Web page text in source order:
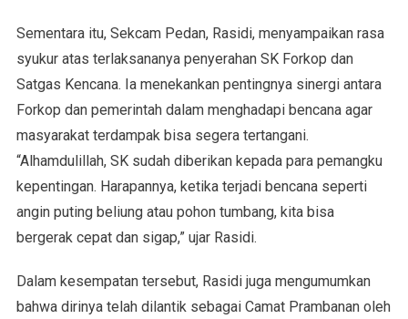
Sementara itu, Sekcam Pedan, Rasidi, menyampaikan rasa
syukur atas terlaksananya penyerahan SK Forkop dan
Satgas Kencana. Ia menekankan pentingnya sinergi antara
Forkop dan pemerintah dalam menghadapi bencana agar
masyarakat terdampak bisa segera tertangani.
“Alhamdulillah, SK sudah diberikan kepada para pemangku
kepentingan. Harapannya, ketika terjadi bencana seperti
angin puting beliung atau pohon tumbang, kita bisa
bergerak cepat dan sigap,” ujar Rasidi.
Dalam kesempatan tersebut, Rasidi juga mengumumkan
bahwa dirinya telah dilantik sebagai Camat Prambanan oleh